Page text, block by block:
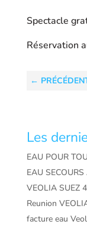
Spectacle
Réservation
←
Les
EAU POUR
EAU
VEOLIA SUEZ
Reunion
facture eau